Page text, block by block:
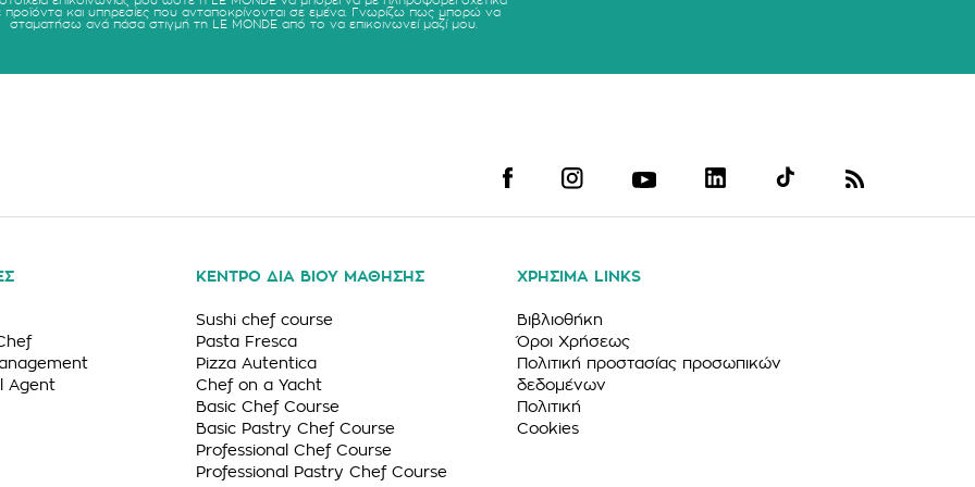
προϊόντα και υπηρεσίες που ανταποκρίνονται σε εμένα. Γνωρίζω πως μπορώ να
σταματήσω ανά πάσα στιγμή τη LE MONDE από το να επικοινωνεί μαζί μου.
Agent
ΚΕΝΤΡΟ ΔΙΑ ΒΙΟΥ ΜΑΘΗΣΗΣ
Sushi chef course
Pasta Fresca
Pizza Autentica
Chef on a Yacht
Basic Chef Course
Basic Pastry Chef Course
Professional Chef Course
Professional Pastry Chef Course
ΧΡΗΣΙΜΑ LINKS
Βιβλιοθήκη
Όροι Χρήσεως
Πολιτική προστασίας προσωπικών
δεδομένων
Πολιτική
Cookies